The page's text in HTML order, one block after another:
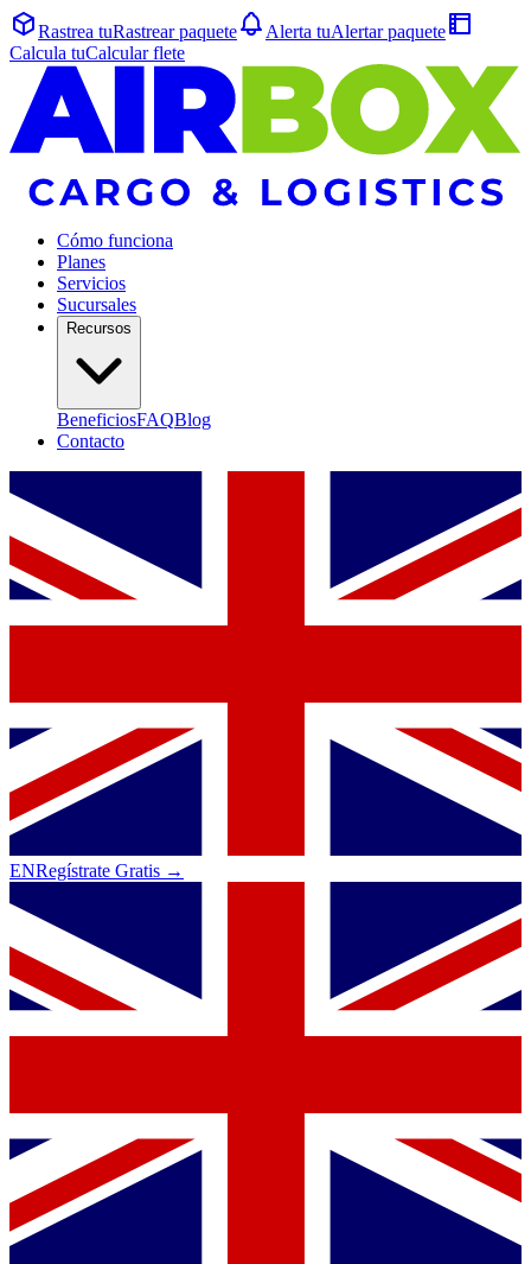
Rastrea tuRastrearpaquete Alerta tuAlertarpaquete
Calcula tuCalcularflete
Cómo funciona
Planes
Servicios
Sucursales
Recursos
BeneficiosFAQBlog
Contacto
ENRegístrate Gratis →